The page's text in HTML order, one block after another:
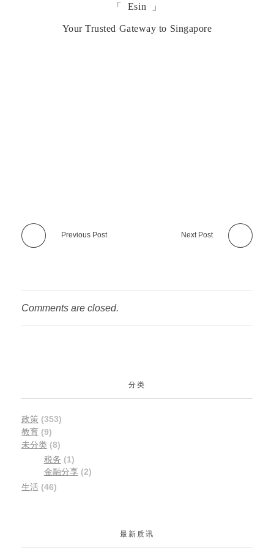
「 Esin 」
Your Trusted Gateway to Singapore
Previous Post Next Post
Comments are closed.
分类
政策 (353)
教育 (9)
未分类 (8)
税务 (1)
金融分享(2)
生活 (46)
最新质讯